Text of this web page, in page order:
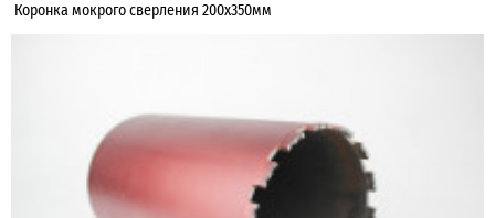
Коронка мокрого сверления 200х350мм